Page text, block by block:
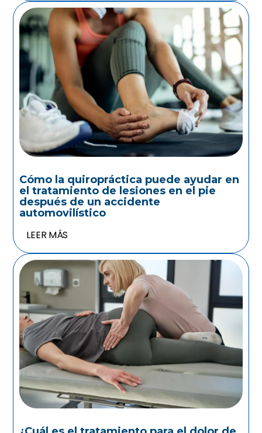
Cómo la quiropráctica puede ayudar en
el tratamiento de lesiones en el pie
después de un accidente
automovilístico
LEER MÁS